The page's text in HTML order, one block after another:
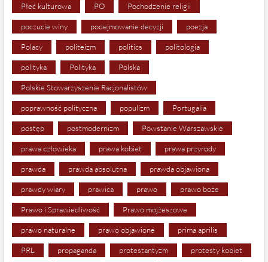
Płeć kulturowa PO Pochodzenie religii
poczucie winy podejmowanie decyzji poezja
Polacy politeizm politics politologia
polityka Polityka Polska
Polskie Stowarzyszenie Racjonalistów
poprawność polityczna populizm Portugalia
postęp postmodernizm Powstanie Warszawskie
prawa człowieka prawa kobiet prawa przyrody
prawda prawda absolutna prawda objawiona
prawdy wiary prawica prawo prawo boże
Prawo i Sprawiedliwość Prawo mojżeszowe
prawo naturalne prawo objawione prima aprilis
PRL propaganda protestantyzm protesty kobiet